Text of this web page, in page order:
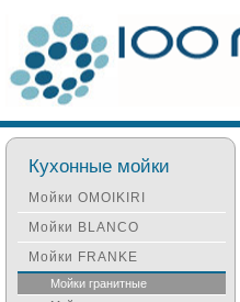
Кухонные мойки
Мойки OMOIKIRI
Мойки BLANCO
Мойки FRANKE
Мойки гранитные